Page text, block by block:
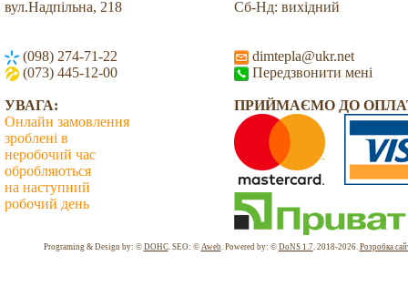
вул.Надпільна, 218
(098) 274-71-22
(073) 445-12-00
Сб-Нд: вихідний
dimtepla@ukr.net
Передзвонити мені
УВАГА:
Онлайн замовлення
зроблені в
неробочий час
обробляються
на наступний
робочий день
ПРИЙМАЄМО ДО
Programing & Design by: © DOHC. SEO: © Aweb. Powered by: © DoNS 1.7. 2018-2026. Розробка